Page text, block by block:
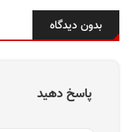
بدون دیدگاه
پاسخ دهید